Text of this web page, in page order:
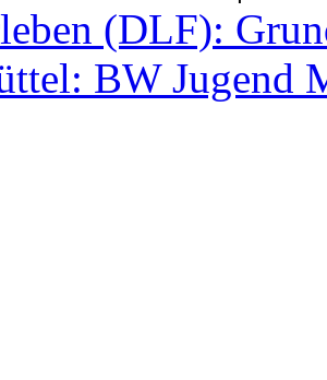
(DLF):
BW Jugend